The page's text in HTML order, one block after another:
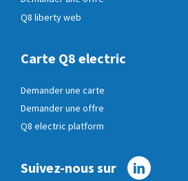
Q8 liberty web
Carte Q8 electric
Demander une carte
Demander une offre
Q8 electric platform
Suivez-nous sur